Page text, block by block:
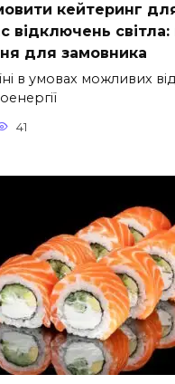
кейтеринг
відключень світла:
для замовника
в умовах можливих
41